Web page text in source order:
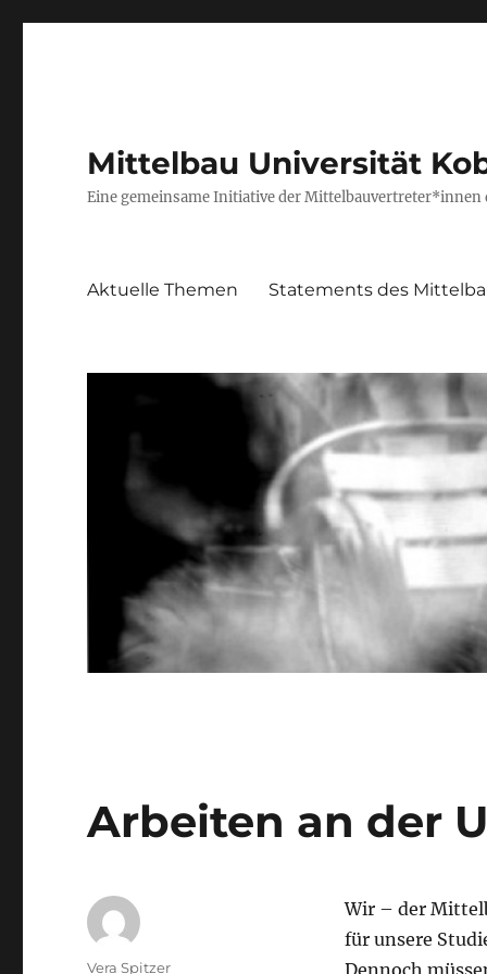
Mittelbau Universität
Eine gemeinsame Initiative der Mittelbauvertreter*innen
Aktuelle Themen Statements des
Arbeiten an der
Wir – der
für unsere
Autor
Vera Spitzer